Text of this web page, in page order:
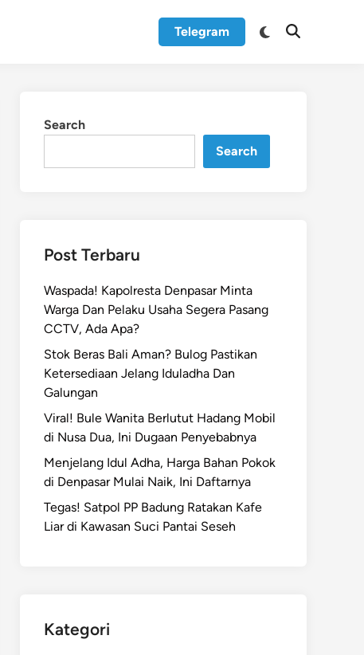
Telegram
Switch
Open
Search
Search
Post Terbaru
Waspada! Kapolresta Denpasar Minta
Warga Dan Pelaku Usaha Segera Pasang
CCTV, Ada Apa?
Stok Beras Bali Aman? Bulog Pastikan
Ketersediaan Jelang Iduladha Dan
Galungan
Viral! Bule Wanita Berlutut Hadang Mobil
di Nusa Dua, Ini Dugaan Penyebabnya
Menjelang Idul Adha, Harga Bahan Pokok
di Denpasar Mulai Naik, Ini Daftarnya
Tegas! Satpol PP Badung Ratakan Kafe
Liar di Kawasan Suci Pantai Seseh
Kategori